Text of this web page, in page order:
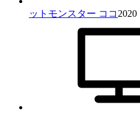
ットモンスター ココ 2020